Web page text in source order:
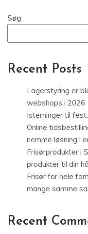
Søg
Recent Posts
Lagerstyring er
webshops i 2026
Isterninger til
Online
nemme løsning i
Frisørprodukter i
produkter til din
Frisør for hele
mange samme
Recent